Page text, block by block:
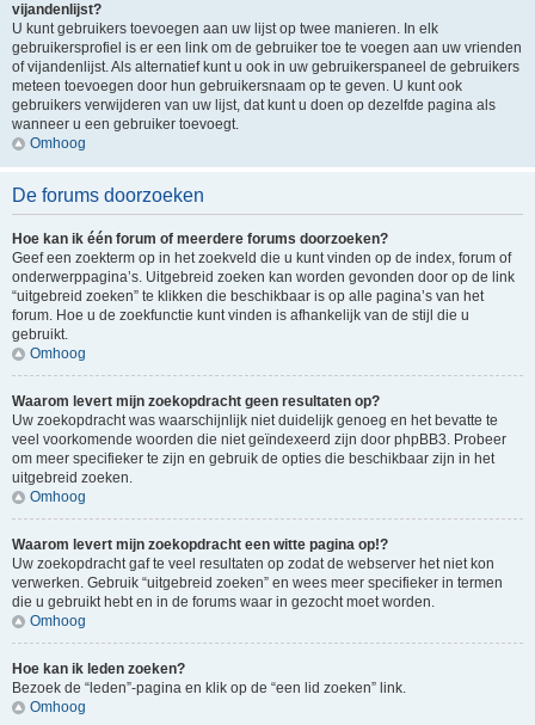
vijandenlijst?
U kunt gebruikers toevoegen aan uw lijst op twee manieren. In elk
gebruikersprofiel is er een link om de gebruiker toe te voegen aan uw vrienden
of vijandenlijst. Als alternatief kunt u ook in uw gebruikerspaneel de gebruikers
meteen toevoegen door hun gebruikersnaam op te geven. U kunt ook
gebruikers verwijderen van uw lijst, dat kunt u doen op dezelfde pagina als
wanneer u een gebruiker toevoegt.
Omhoog
De forums doorzoeken
Hoe kan ik één forum of meerdere forums doorzoeken?
Geef een zoekterm op in het zoekveld die u kunt vinden op de index, forum of
onderwerppagina’s. Uitgebreid zoeken kan worden gevonden door op de link
“uitgebreid zoeken” te klikken die beschikbaar is op alle pagina’s van het
forum. Hoe u de zoekfunctie kunt vinden is afhankelijk van de stijl die u
gebruikt.
Omhoog
Waarom levert mijn zoekopdracht geen resultaten op?
Uw zoekopdracht was waarschijnlijk niet duidelijk genoeg en het bevatte te
veel voorkomende woorden die niet geïndexeerd zijn door phpBB3. Probeer
om meer specifieker te zijn en gebruik de opties die beschikbaar zijn in het
uitgebreid zoeken.
Omhoog
Waarom levert mijn zoekopdracht een witte pagina op!?
Uw zoekopdracht gaf te veel resultaten op zodat de webserver het niet kon
verwerken. Gebruik “uitgebreid zoeken” en wees meer specifieker in termen
die u gebruikt hebt en in de forums waar in gezocht moet worden.
Omhoog
Hoe kan ik leden zoeken?
Bezoek de “leden”-pagina en klik op de “een lid zoeken” link.
Omhoog